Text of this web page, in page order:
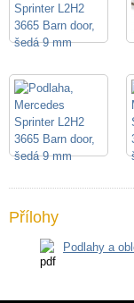
Přílohy
Podlahy a